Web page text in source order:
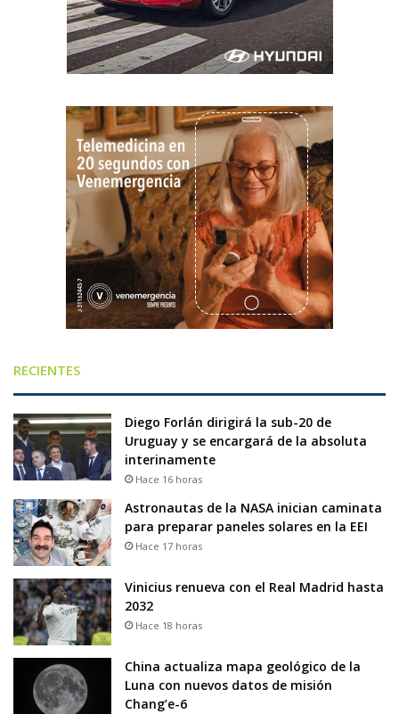
RECIENTES
Diego Forlán dirigirá la sub-20 de
Uruguay y se encargará de la absoluta
interinamente
Hace 16 horas
Astronautas de la NASA inician caminata
para preparar paneles solares en la EEI
Hace 17 horas
Vinicius renueva con el Real Madrid hasta
2032
Hace 18 horas
China actualiza mapa geológico de la
Luna con nuevos datos de misión
Chang’e-6